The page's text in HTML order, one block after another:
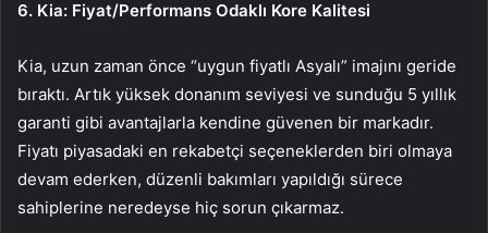
6. Kia: Fiyat/Performans Odaklı Kore Kalitesi
Kia, uzun zaman önce “uygun fiyatlı Asyalı” imajını geride
bıraktı. Artık yüksek donanım seviyesi ve sunduğu 5 yıllık
garanti gibi avantajlarla kendine güvenen bir markadır.
Fiyatı piyasadaki en rekabetçi seçeneklerden biri olmaya
devam ederken, düzenli bakımları yapıldığı sürece
sahiplerine neredeyse hiç sorun çıkarmaz.